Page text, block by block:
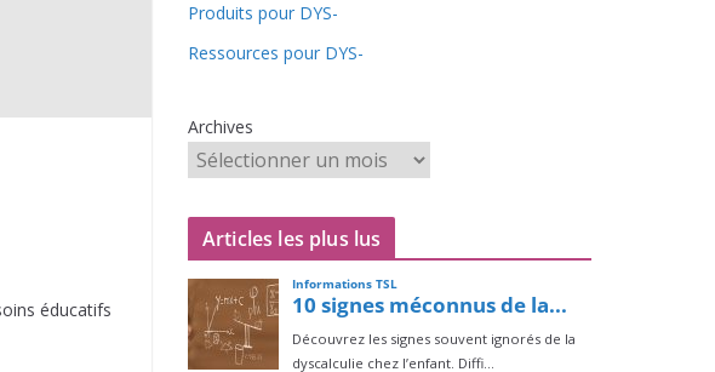
éducatifs
Produits pour DYS-
Ressources pour DYS-
Archives
Articles les plus lus